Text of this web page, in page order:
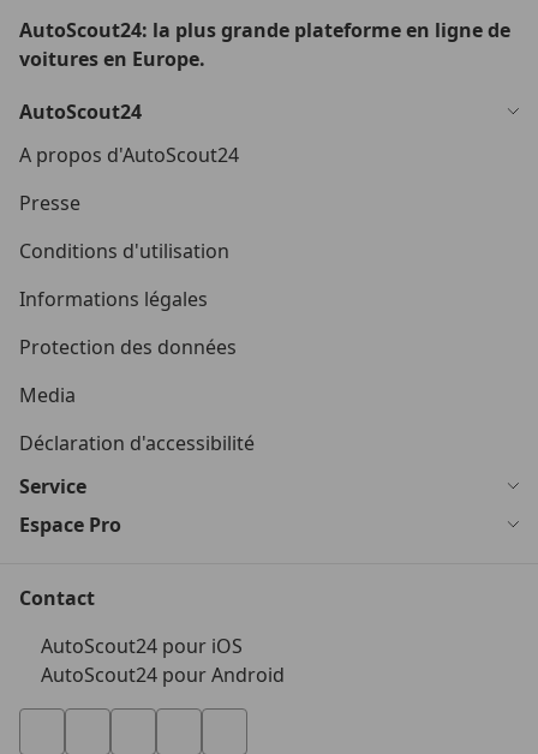
AutoScout24: la plus grande plateforme en ligne de
voitures en Europe.
AutoScout24
A propos d'AutoScout24
Presse
Conditions d'utilisation
Informations légales
Protection des données
Media
Déclaration d'accessibilité
Service
Espace Pro
Contact
AutoScout24 pour iOS
AutoScout24 pour Android